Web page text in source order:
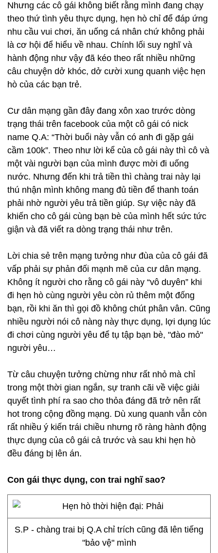
Nhưng các cô gái không biết rằng mình đang chạy
theo thứ tình yêu thực dụng, hẹn hò chỉ để đáp ứng
nhu cầu vui chơi, ăn uống cá nhân chứ không phải
là cơ hội để hiểu về nhau. Chính lối suy nghĩ và
hành động như vậy đã kéo theo rất nhiều những
câu chuyện dở khóc, dở cười xung quanh việc hẹn
hò của các bạn trẻ.
Cư dân mạng gần đây đang xôn xao trước dòng
trạng thái trên facebook của một cô gái có nick
name Q.A: “Thời buổi này vẫn có anh đi gặp gái
cầm 100k”. Theo như lời kể của cô gái này thì cô và
một vài người bạn của mình được mời đi uống
nước. Nhưng đến khi trả tiền thì chàng trai này lại
thú nhận mình không mang đủ tiền để thanh toán
phải nhờ người yêu trả tiền giúp. Sự việc này đã
khiến cho cô gái cùng bạn bè của mình hết sức tức
giận và đã viết ra dòng trạng thái như trên.
Lời chia sẻ trên mạng tưởng như đùa của cô gái đã
vấp phải sự phản đối mạnh mẽ của cư dân mạng.
Không ít người cho rằng cô gái này “vô duyên” khi
đi hẹn hò cùng người yêu còn rủ thêm một đống
bạn, rồi khi ăn thì gọi đồ không chút phân vân. Cũng
nhiều người nói cô nàng này thực dụng, lợi dụng lúc
đi chơi cùng người yêu để tụ tập bạn bè, "đào mỏ"
người yêu…
Từ câu chuyện tưởng chừng như rất nhỏ mà chỉ
trong một thời gian ngắn, sự tranh cãi về việc giải
quyết tình phí ra sao cho thỏa đáng đã trở nên rất
hot trong cộng đồng mạng. Dù xung quanh vẫn còn
rất nhiều ý kiến trái chiều nhưng rõ ràng hành động
thực dụng của cô gái cả trước và sau khi hẹn hò
đều đáng bị lên án.
Con gái thực dụng, con trai nghĩ sao?
S.P - chàng trai bị Q.A chỉ trích cũng đã lên tiếng
"bảo vệ" mình